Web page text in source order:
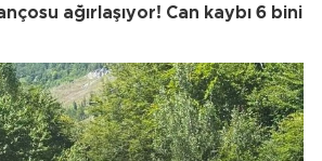
ağırlaşıyor! Can kaybı 6 bini